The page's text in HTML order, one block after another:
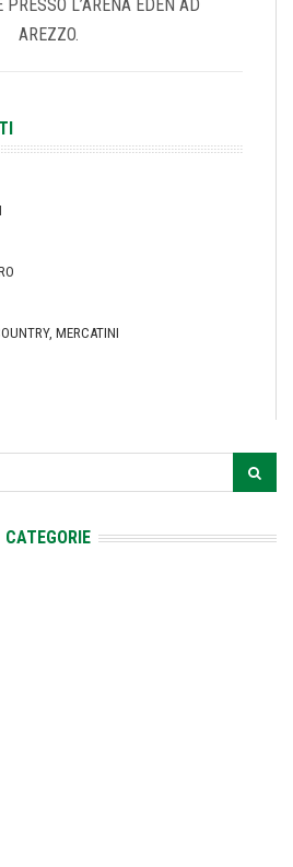
L’ARENA EDEN AD
AREZZO.
MERCATINI
CATEGORIE